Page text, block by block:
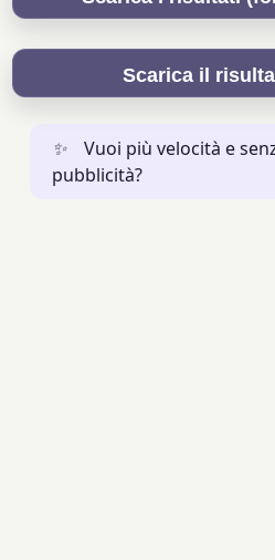
Scarica il
✨
Vuoi più velocità e
pubblicità?